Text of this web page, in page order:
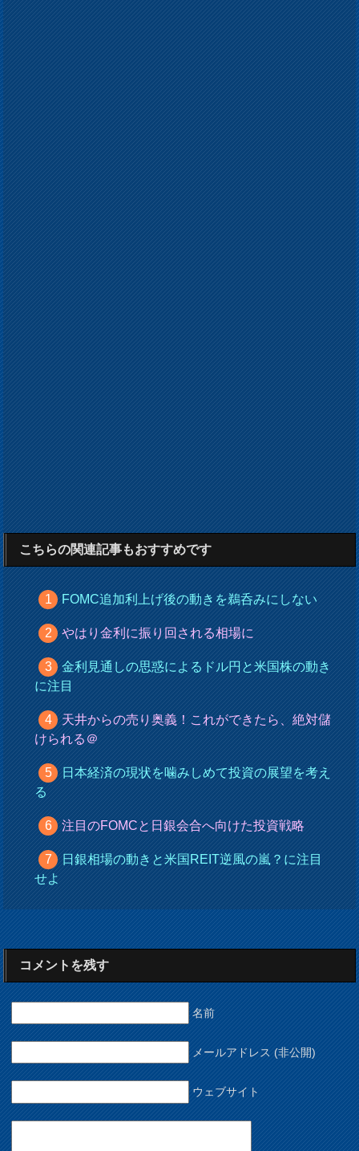
こちらの関連記事もおすすめです
FOMC追加利上げ後の動きを鵜呑みにしない
やはり金利に振り回される相場に
金利見通しの思惑によるドル円と米国株の動き
に注目
天井からの売り奥義！これができたら、絶対儲
けられる＠
日本経済の現状を噛みしめて投資の展望を考え
る
注目のFOMCと日銀会合へ向けた投資戦略
日銀相場の動きと米国REIT逆風の嵐？に注目
せよ
コメントを残す
名前
メールアドレス (非公開)
ウェブサイト